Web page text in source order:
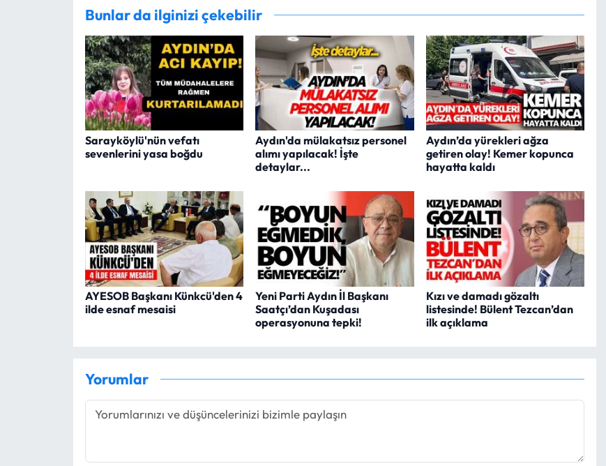
Bunlar da ilginizi çekebilir
Sarayköylü'nün vefatı
sevenlerini yasa boğdu
Aydın'da mülakatsız personel
alımı yapılacak! İşte
detaylar...
Aydın’da yürekleri ağza
getiren olay! Kemer kopunca
hayatta kaldı
AYESOB Başkanı Künkcü'den 4
ilde esnaf mesaisi
Yeni Parti Aydın İl Başkanı
Saatçı’dan Kuşadası
operasyonuna tepki!
Kızı ve damadı gözaltı
listesinde! Bülent Tezcan’dan
ilk açıklama
Yorumlar